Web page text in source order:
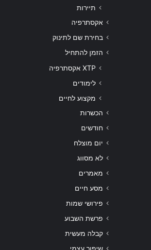
תיירות
אקסתרפיה
בחירת שם לתינוק
הזמן להתחיל
XTP אקסתרפיה
לימודים
מקצוע לחיים
הכשרות
חודשים
יום מוצלח
לא מסווג
מאמרים
מסע חיים
פירושי שמות
פרשת השבוע
קבלה מעשית